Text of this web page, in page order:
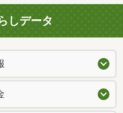
しデータ